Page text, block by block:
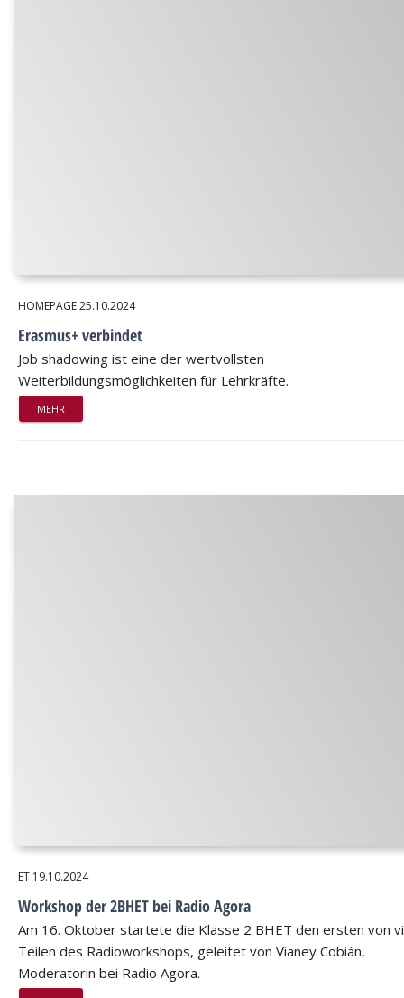
HOMEPAGE25.10.2024
Erasmus+ verbindet
Job shadowing ist eine der wertvollsten
Weiterbildungsmöglichkeiten für Lehrkräfte.
MEHR
ET 19.10.2024
Workshop der 2BHET bei Radio Agora
Am 16. Oktober startete die Klasse 2 BHET den ersten von
Teilen des Radioworkshops, geleitet von Vianey Cobián,
Moderatorin bei Radio Agora.